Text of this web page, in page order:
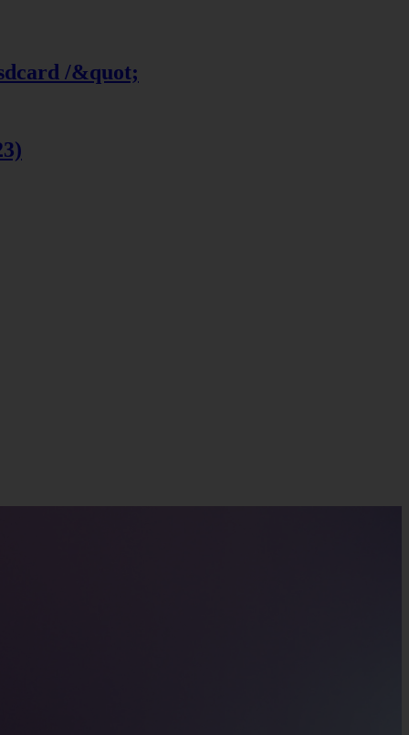
/&quot;